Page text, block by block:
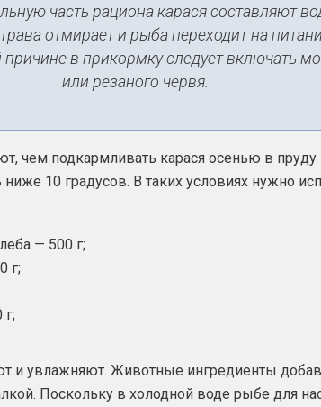
часть рациона карася составляют
отмирает и рыба переходит на
в прикормку следует включать
или резаного червя.
чем подкармливать карася осенью в пруду
10 градусов. В таких условиях нужно
— 500 г;
г;
и увлажняют. Животные ингредиенты
Поскольку в холодной воде рыбе для